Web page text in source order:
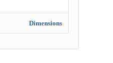
Dimensions